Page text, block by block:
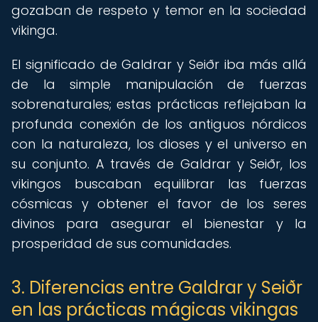
gozaban de respeto y temor en la sociedad
vikinga.
El significado de Galdrar y Seiðr iba más allá
de la simple manipulación de fuerzas
sobrenaturales; estas prácticas reflejaban la
profunda conexión de los antiguos nórdicos
con la naturaleza, los dioses y el universo en
su conjunto. A través de Galdrar y Seiðr, los
vikingos buscaban equilibrar las fuerzas
cósmicas y obtener el favor de los seres
divinos para asegurar el bienestar y la
prosperidad de sus comunidades.
3. Diferencias entre Galdrar y Seiðr
en las prácticas mágicas vikingas